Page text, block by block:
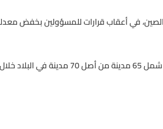
في أعقاب قرارات للمسؤولين بخفض
كما كشفت البيانات الحكومية الصينية أن ارتفاع أسعار المنازل